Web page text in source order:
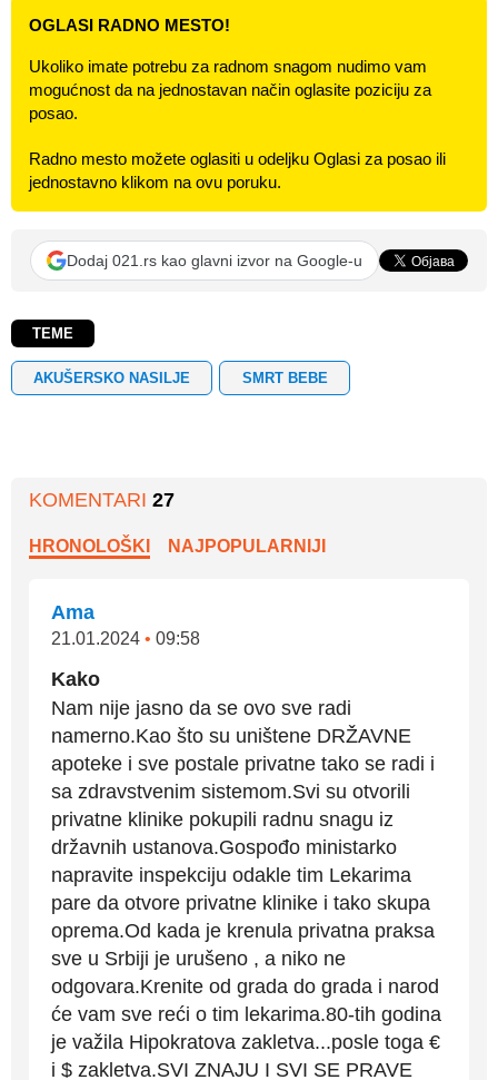
OGLASI RADNO MESTO!
Ukoliko imate potrebu za radnom snagom nudimo vam
mogućnost da na jednostavan način oglasite poziciju za
posao.
Radno mesto možete oglasiti u odeljku Oglasi za posao ili
jednostavno klikom na ovu poruku.
Dodaj 021.rs kao glavni izvor na Google-u
TEME
AKUŠERSKO NASILJE SMRT BEBE
KOMENTARI 27
HRONOLOŠKI NAJPOPULARNIJI
Ama
21.01.2024 • 09:58
Kako
Nam nije jasno da se ovo sve radi
namerno.Kao što su uništene DRŽAVNE
apoteke i sve postale privatne tako se radi i
sa zdravstvenim sistemom.Svi su otvorili
privatne klinike pokupili radnu snagu iz
državnih ustanova.Gospođo ministarko
napravite inspekciju odakle tim Lekarima
pare da otvore privatne klinike i tako skupa
oprema.Od kada je krenula privatna praksa
sve u Srbiji je urušeno , a niko ne
odgovara.Krenite od grada do grada i narod
će vam sve reći o tim lekarima.80-tih godina
je važila Hipokratova zakletva...posle toga €
i $ zakletva.SVI ZNAJU I SVI SE PRAVE